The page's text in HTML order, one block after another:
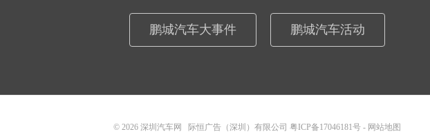
鹏城汽车大事件 鹏城汽车活动
© 2026 深圳汽车网 际恒广告（深圳）有限公司 粤ICP备17046181号 - 网站地图